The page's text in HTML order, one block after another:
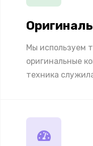
Мы используем
оригинальные
техника